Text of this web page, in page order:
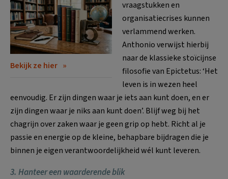
Bekijk ze hier
vraagstukken en
organisatiecrises kunnen
verlammend werken.
Anthonio verwijst hierbij
naar de klassieke stoïcijnse
filosofie van Epictetus: ‘Het
leven is in wezen heel
eenvoudig. Er zijn dingen waar je iets aan kunt doen, en er
zijn dingen waar je niks aan kunt doen’. Blijf weg bij het
chagrijn over zaken waar je geen grip op hebt. Richt al je
passie en energie op de kleine, behapbare bijdragen die je
binnen je eigen verantwoordelijkheid wél kunt leveren.
3. Hanteer een waarderende blik